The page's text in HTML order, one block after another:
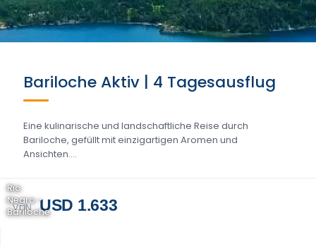
Bariloche Aktiv | 4 Tagesausflug
Eine kulinarische und landschaftliche Reise durch
Bariloche, gefüllt mit einzigartigen Aromen und
Ansichten....
VON USD 1.633
Rio
Negro -
Bariloche